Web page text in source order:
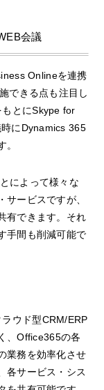
会議
Onlineを連携
できる点も注目し
とにSkype for
にDynamics 365
によって様々な
ービスですが、
有できます。それ
手間も削減可能で
ウド型CRM/ERP
、Office365の各
業務を効率化させ
各サービス・シス